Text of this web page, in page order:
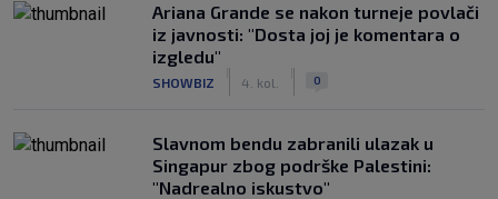
Ariana Grande se nakon turneje povlači
iz javnosti: "Dosta joj je komentara o
izgledu"
SHOWBIZ 4. kol. 0
Slavnom bendu zabranili ulazak u
Singapur zbog podrške Palestini:
"Nadrealno iskustvo"